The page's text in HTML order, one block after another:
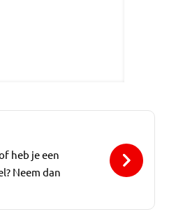
heb je een
Neem dan